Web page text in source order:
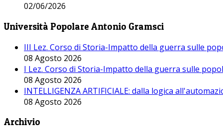
02/06/2026
Università Popolare Antonio Gramsci
III Lez. Corso di Storia-Impatto della guerra sulle
08 Agosto 2026
I Lez. Corso di Storia-Impatto della guerra sulle
08 Agosto 2026
INTELLIGENZA ARTIFICIALE: dalla logica
08 Agosto 2026
Archivio